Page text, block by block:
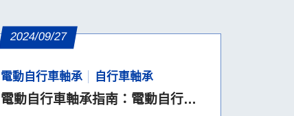
2024/09/27
電動自行車軸承 自行車軸承
電動自行車軸承指南：電動自行車